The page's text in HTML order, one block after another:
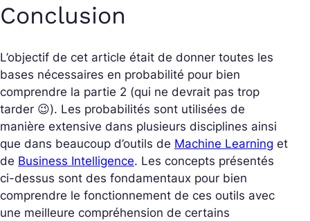
Conclusion
L’objectif de cet article était de donner toutes les
bases nécessaires en probabilité pour bien
comprendre la partie 2 (qui ne devrait pas trop
tarder 😉). Les probabilités sont utilisées de
manière extensive dans plusieurs disciplines ainsi
que dans beaucoup d’outils de Machine Learning et
de Business Intelligence. Les concepts présentés
ci-dessus sont des fondamentaux pour bien
comprendre le fonctionnement de ces outils avec
une meilleure compréhension de certains